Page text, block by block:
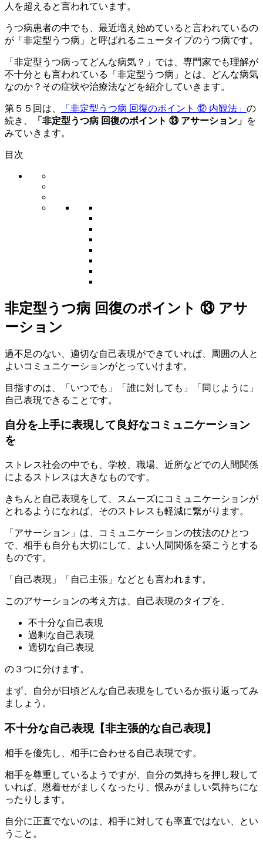
人を超えると言われています。
うつ病患者の中でも、最近増え始めていると言われているの
が「非定型うつ病」と呼ばれるニュータイプのうつ病です。
「非定型うつ病ってどんな病気？」では、専門家でも理解が
不十分とも言われている「非定型うつ病」とは、どんな病気
なのか？その症状や治療法などを紹介していきます。
第５５回は、 「非定型うつ病 回復のポイント ⑫ 内観法」 の
続き、
「非定型うつ病 回復のポイント ⑬ アサーション」 を
みていきます。
目次
非定型うつ病 回復のポイント ⑬ アサ
ーション
過不足のない、適切な自己表現ができていれば、周囲の人と
よいコミュニケーションがとっていけます。
目指すのは、「いつでも」「誰に対しても」「同じように」
自己表現できることです。
自分を上手に表現して良好なコミュニケーション
を
ストレス社会の中でも、学校、職場、近所などでの人間関係
によるストレスは大きなものです。
きちんと自己表現をして、スムーズにコミュニケーションが
とれるようになれば、そのストレスも軽減に繋がります。
「アサーション」は、コミュニケーションの技法のひとつ
で、相手も自分も大切にして、よい人間関係を築こうとする
ものです。
「自己表現」「自己主張」などとも言われます。
このアサーションの考え方は、自己表現のタイプを、
不十分な自己表現
過剰な自己表現
適切な自己表現
の３つに分けます。
まず、自分が日頃どんな自己表現をしているか振り返ってみ
ましょう。
不十分な自己表現【非主張的な自己表現】
相手を優先し、相手に合わせる自己表現です。
相手を尊重しているようですが、自分の気持ちを押し殺して
いれば、恩着せがましくなったり、恨みがましい気持ちにな
ったりします。
自分に正直でないのは、相手に対しても率直ではない、とい
うこと。